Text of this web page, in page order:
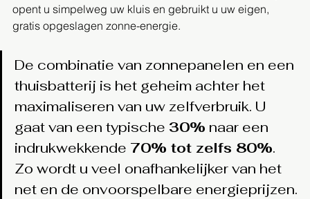
opent u simpelweg uw kluis en gebruikt u uw eigen,
gratis opgeslagen zonne-energie.
De combinatie van zonnepanelen en een
thuisbatterij is het geheim achter het
maximaliseren van uw zelfverbruik. U
gaat van een typische 30% naar een
indrukwekkende 70% tot zelfs 80%.
Zo wordt u veel onafhankelijker van het
net en de onvoorspelbare energieprijzen.